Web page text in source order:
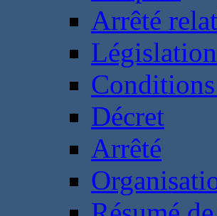
Arrêté
Décret
Arrêté